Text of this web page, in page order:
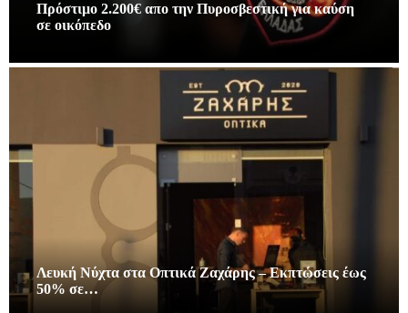
Πρόστιμο 2.200€ απο την Πυροσβεστική για καύση
σε οικόπεδο
Λευκή Νύχτα στα Οπτικά Ζαχάρης – Εκπτώσεις έως
50% σε…